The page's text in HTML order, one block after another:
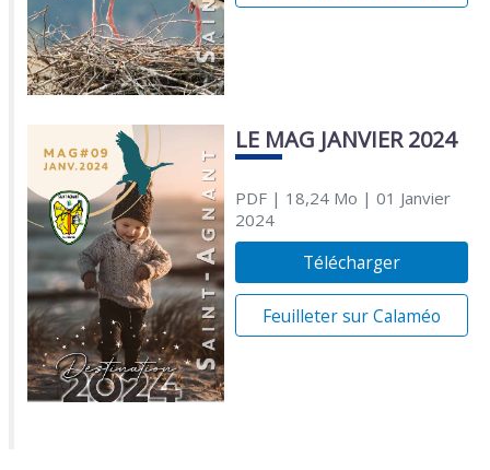
LE MAG JANVIER 2024
PDF| 18,24 Mo | 01 Janvier
2024
Télécharger
Feuilleter sur Calaméo